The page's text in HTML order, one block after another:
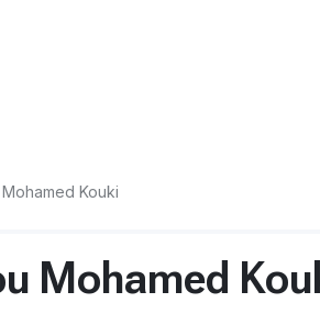
Kouki
Mohamed